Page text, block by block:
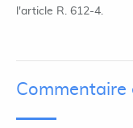
l'article R. 612-4.
Commentaire